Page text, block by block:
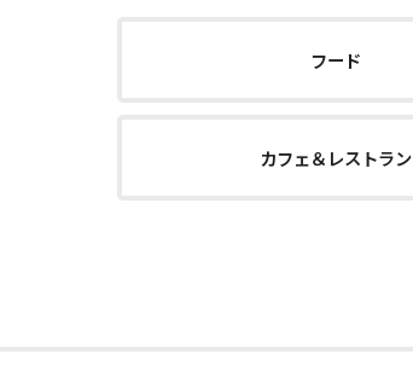
フード
カフェ＆レストラン